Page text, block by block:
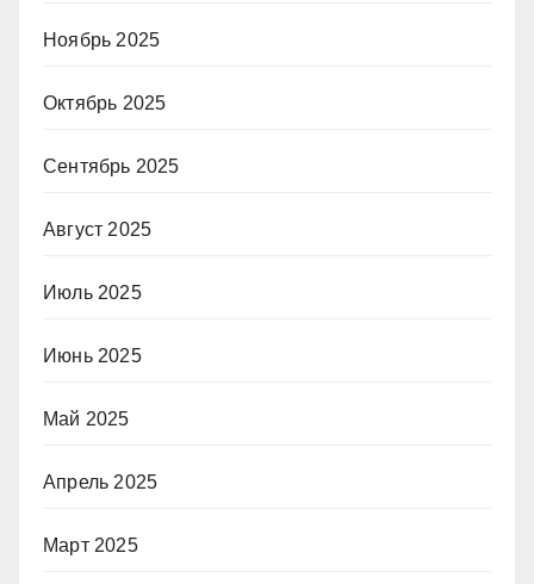
Ноябрь 2025
Октябрь 2025
Сентябрь 2025
Август 2025
Июль 2025
Июнь 2025
Май 2025
Апрель 2025
Март 2025